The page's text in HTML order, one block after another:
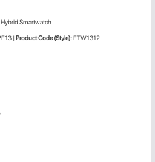
Smartwatch
| Product Code (Style):FTW1312